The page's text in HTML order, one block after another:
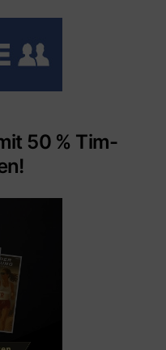
50 % Tim-